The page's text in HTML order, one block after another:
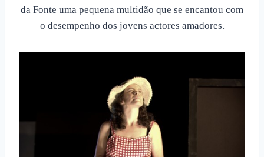
da Fonte uma pequena multidão que se encantou com
o desempenho dos jovens actores amadores.